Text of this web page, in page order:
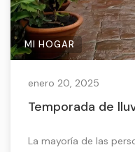
MI HOGAR
enero 20, 2025
Temporada de
La mayoría de las